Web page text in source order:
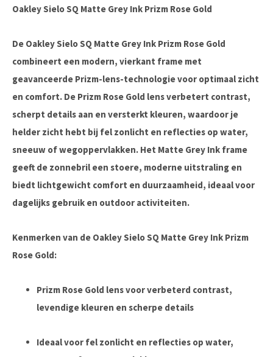
Oakley Sielo SQ Matte Grey Ink Prizm Rose Gold
De Oakley Sielo SQ Matte Grey Ink Prizm Rose Gold
combineert een modern, vierkant frame met
geavanceerde Prizm-lens-technologie voor optimaal zicht
en comfort. De Prizm Rose Gold lens verbetert contrast,
scherpt details aan en versterkt kleuren, waardoor je
helder zicht hebt bij fel zonlicht en reflecties op water,
sneeuw of wegoppervlakken. Het Matte Grey Ink frame
geeft de zonnebril een stoere, moderne uitstraling en
biedt lichtgewicht comfort en duurzaamheid, ideaal voor
dagelijks gebruik en outdoor activiteiten.
Kenmerken van de Oakley Sielo SQ Matte Grey Ink Prizm
Rose Gold:
Prizm Rose Gold lens voor verbeterd contrast,
levendige kleuren en scherpe details
Ideaal voor fel zonlicht en reflecties op water,